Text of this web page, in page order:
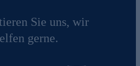
Sie uns, wir
gerne.